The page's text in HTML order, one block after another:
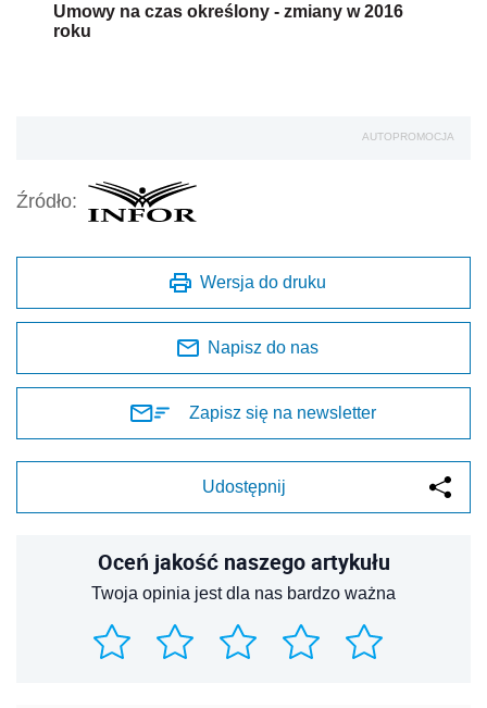
Umowy na czas określony - zmiany w 2016
roku
AUTOPROMOCJA
Źródło:
Wersja do druku
Napisz do nas
Zapisz się na newsletter
Udostępnij
Oceń jakość naszego artykułu
Twoja opinia jest dla nas bardzo ważna